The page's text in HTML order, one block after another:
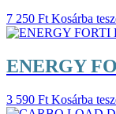
7 250 Ft Kosárba
ENERGY
3 590 Ft Kosárba